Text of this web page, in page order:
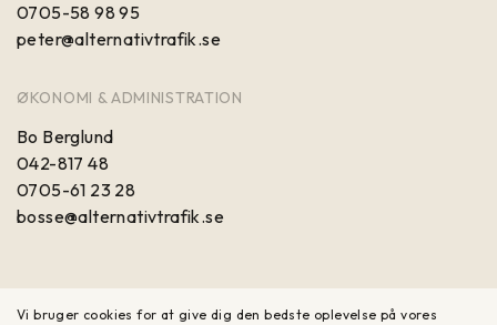
0705-58 98 95
peter@alternativtrafik.se
ØKONOMI & ADMINISTRATION
Bo Berglund
042-817 48
0705-61 23 28
bosse@alternativtrafik.se
Vi bruger cookies for at give dig den bedste oplevelse på vores